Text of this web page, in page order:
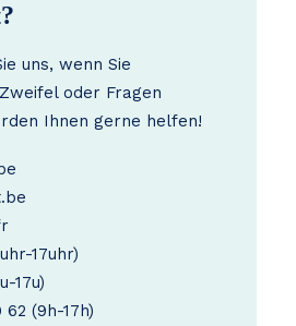
uns, wenn Sie
oder Fragen
Ihnen gerne helfen!
17uhr)
17u)
62 (9h-17h)